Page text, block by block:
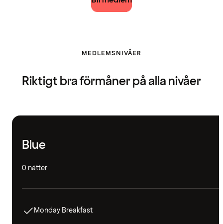
MEDLEMSNIVÅER
Riktigt bra förmåner på alla nivåer
Blue
0 nätter
Monday Breakfast